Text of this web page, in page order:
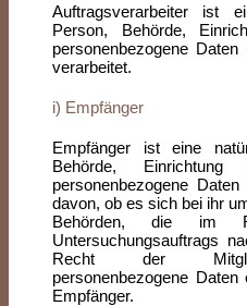
Auftragsverarbeiter ist
Person, Behörde,
personenbezogene
verarbeitet.
i) Empfänger
Empfänger ist eine
Behörde,
personenbezogene
davon, ob es sich bei ihr
Behörden, die im
Untersuchungsauftrags
Recht der
personenbezogene
Empfänger.